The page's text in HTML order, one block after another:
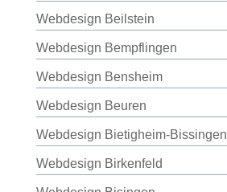
Webdesign Beilstein
Webdesign Bempflingen
Webdesign Bensheim
Webdesign Beuren
Webdesign Bietigheim-Bissingen
Webdesign Birkenfeld